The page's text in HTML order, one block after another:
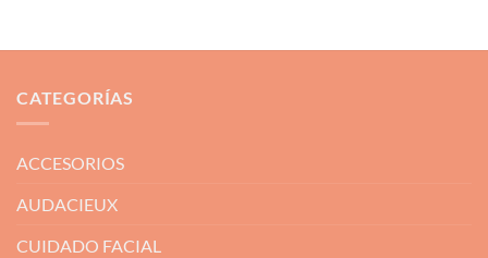
CATEGORÍAS
ACCESORIOS
AUDACIEUX
CUIDADO FACIAL